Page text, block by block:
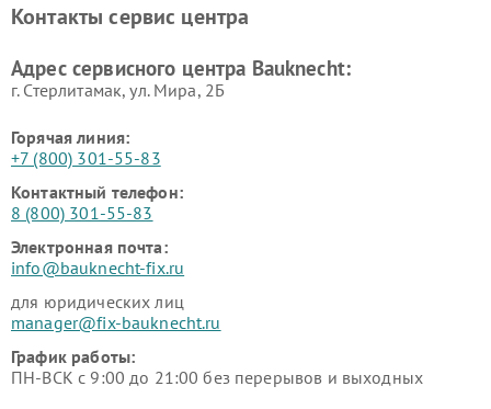
Контакты сервис центра
Адрес сервисного центра Bauknecht:
г. Стерлитамак, ул. Мира, 2Б
Горячая линия:
+7 (800) 301-55-83
Контактный телефон:
8 (800) 301-55-83
Электронная почта:
info@bauknecht-fix.ru
для юридических лиц
manager@fix-bauknecht.ru
График работы:
ПН-ВСК с 9:00 до 21:00 без перерывов и выходных